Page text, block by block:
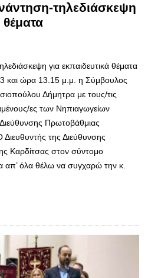
τηλεδιάσκεψη
θέματα
για εκπαιδευτικά θέματα
και ώρα 13.15 μ.μ. η Σύμβουλος
Δήμητρα με τους/τις
ες των Νηπιαγωγείων
Πρωτοβάθμιας
της Διεύθυνσης
Καρδίτσας στον σύντομο
απ’ όλα θέλω να συγχαρώ την κ.